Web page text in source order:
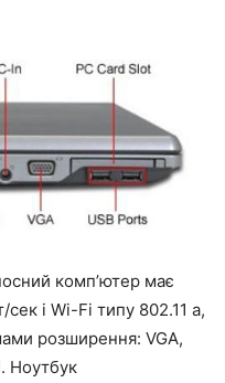
комп’ютер має
і Wi-Fi типу 802.11 а,
розширення: VGA,
Ноутбук